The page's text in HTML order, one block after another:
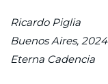
Ricardo Piglia
Buenos Aires, 2024
Eterna Cadencia